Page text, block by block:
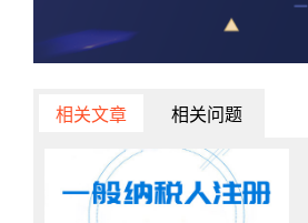
相关文章 相关问题